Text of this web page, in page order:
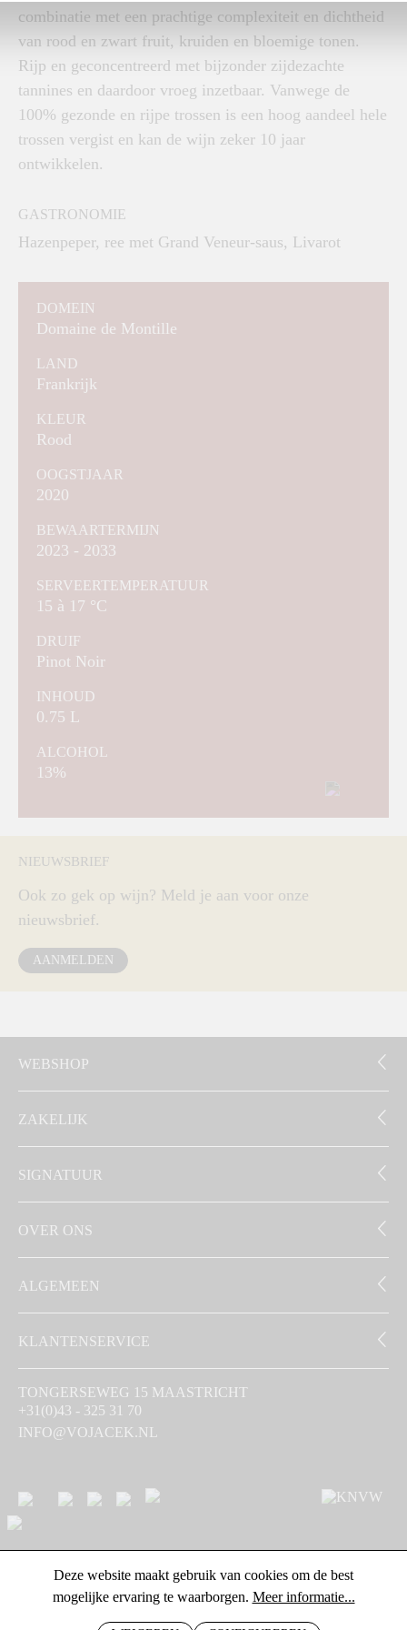
combinatie met een prachtige complexiteit en dichtheid
van rood en zwart fruit, kruiden en bloemige tonen.
Rijp en geconcentreerd met bijzonder zijdezachte
tannines en daardoor vroeg inzetbaar. Vanwege de
100% gezonde en rijpe trossen is een hoog aandeel hele
trossen vergist en kan de wijn zeker 10 jaar
ontwikkelen.
GASTRONOMIE
Hazenpeper, ree met Grand Veneur-saus, Livarot
DOMEIN
Domaine de Montille
LAND
Frankrijk
KLEUR
Rood
OOGSTJAAR
2020
BEWAARTERMIJN
2023 - 2033
SERVEERTEMPERATUUR
15 à 17 °C
DRUIF
Pinot Noir
INHOUD
0.75 L
ALCOHOL
13%
NIEUWSBRIEF
Ook zo gek op wijn? Meld je aan voor onze
nieuwsbrief.
AANMELDEN
WEBSHOP
ZAKELIJK
SIGNATUUR
OVER ONS
ALGEMEEN
KLANTENSERVICE
TONGERSEWEG 15 MAASTRICHT
+31(0)43 - 325 31 70
INFO@VOJACEK.NL
Deze website maakt gebruik van cookies om de best
mogelijke ervaring te waarborgen. Meer informatie...